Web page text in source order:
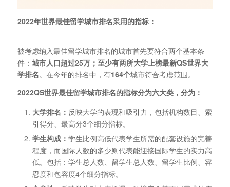
2022年世界最佳留学城市排名采用的指标：
被考虑纳入最佳留学城市排名的城市首先要符合两个基本条
件： 城市人口超过25万；至少有两所大学上榜最新QS世界大
学排名。在今年的排名中，有164个城市符合考虑范围。
2022QS世界最佳留学城市排名的指标分为六大类，分为：
大学排名： 反映大学的表现和吸引力，包括机构数目、索
引得分、最高分3个细分指标。
学生构成： 学生比例高低代表学生所需的配套设施的完善
程度，而国际人数的多少则代表能迎接国际学生的实力高
低。包括：学生总人数、留学生总人数、留学生比例、容
忍度和包容度4个细分指标。